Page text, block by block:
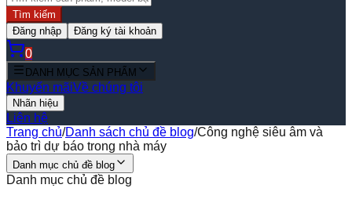
Tìm kiếm
Đăng nhập
Đăng ký tài khoản
0
DANH MỤC SẢN PHẨM
Khuyến mãiVề chúng tôi
Nhãn hiệu
Liên hệ
Trang chủ/Danh sách chủ đề blog/Công nghệ siêu âm và
bảo trì dự báo trong nhà máy
Danh mục chủ đề blog
Danh mục chủ đề blog